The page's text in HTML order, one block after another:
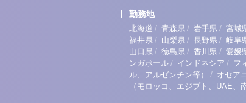
勤務地
北海道 / 青森県 / 岩手県 / 宮城
福井県 / 山梨県 / 長野県 / 岐阜
山口県 / 徳島県 / 香川県 / 愛媛
ンガポール / インドネシア / フ
ル、アルゼンチン等）
/ オセア
（モロッコ、エジプト、UAE、